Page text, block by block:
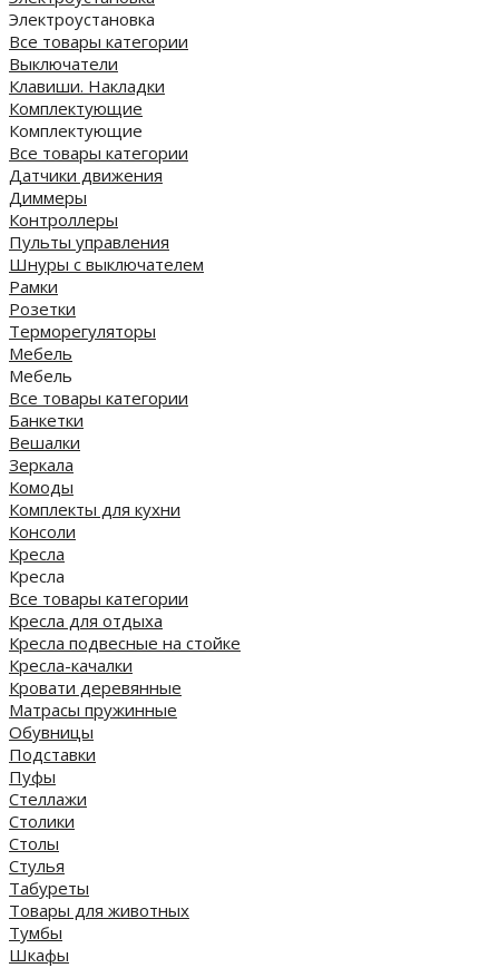
Электроустановка
Все товары категории
Выключатели
Клавиши. Накладки
Комплектующие
Комплектующие
Все товары категории
Датчики движения
Диммеры
Контроллеры
Пульты управления
Шнуры с выключателем
Рамки
Розетки
Терморегуляторы
Мебель
Мебель
Все товары категории
Банкетки
Вешалки
Зеркала
Комоды
Комплекты для кухни
Консоли
Кресла
Кресла
Все товары категории
Кресла для отдыха
Кресла подвесные на стойке
Кресла-качалки
Кровати деревянные
Матрасы пружинные
Обувницы
Подставки
Пуфы
Стеллажи
Столики
Столы
Стулья
Табуреты
Товары для животных
Тумбы
Шкафы